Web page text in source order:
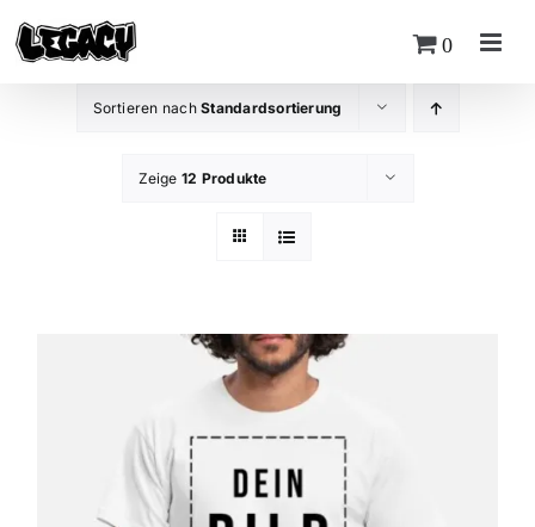
Inhalt
springen
0
Sortieren nachStandardsortierung
Zeige 12 Produkte
LEGACY Chatbot